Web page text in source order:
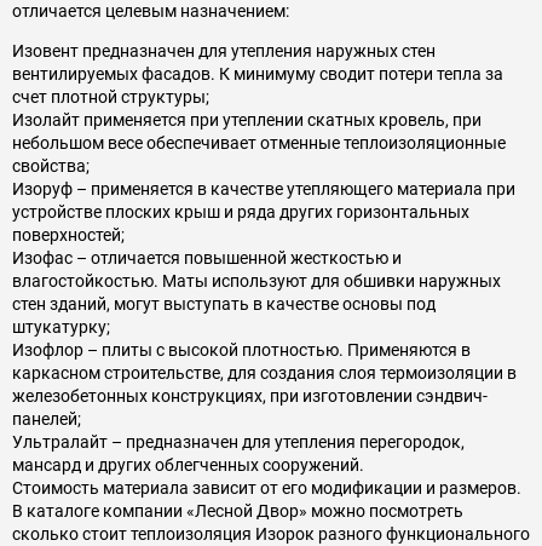
отличается целевым назначением:
Изовент предназначен для утепления наружных стен
вентилируемых фасадов. К минимуму сводит потери тепла за
счет плотной структуры;
Изолайт применяется при утеплении скатных кровель, при
небольшом весе обеспечивает отменные теплоизоляционные
свойства;
Изоруф – применяется в качестве утепляющего материала при
устройстве плоских крыш и ряда других горизонтальных
поверхностей;
Изофас – отличается повышенной жесткостью и
влагостойкостью. Маты используют для обшивки наружных
стен зданий, могут выступать в качестве основы под
штукатурку;
Изофлор – плиты с высокой плотностью. Применяются в
каркасном строительстве, для создания слоя термоизоляции в
железобетонных конструкциях, при изготовлении сэндвич-
панелей;
Ультралайт – предназначен для утепления перегородок,
мансард и других облегченных сооружений.
Стоимость материала зависит от его модификации и размеров.
В каталоге компании «Лесной Двор» можно посмотреть
сколько стоит теплоизоляция Изорок разного функционального